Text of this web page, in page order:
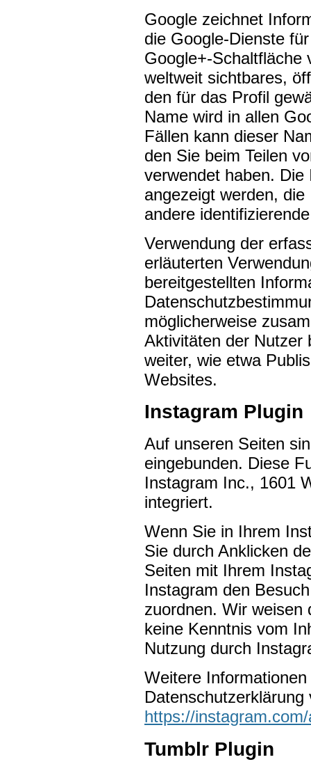
Google zeichnet
die Google-Dienste
Google+-Schaltfläche
weltweit sichtbares,
den für das Profil
Name wird in allen
Fällen kann dieser
den Sie beim Teilen
verwendet haben.
angezeigt werden,
andere
Verwendung der
erläuterten
bereitgestellten
möglicherweise
Aktivitäten der Nutzer
weiter, wie etwa
Websites.
Instagram Plugin
Auf unseren Seiten
eingebunden. Diese
Instagram Inc., 1601
integriert.
Wenn Sie in Ihrem
Sie durch Anklicken
Seiten mit Ihrem
Instagram den
zuordnen. Wir weisen
keine Kenntnis vom
Nutzung durch
Weitere
https://
Tumblr Plugin